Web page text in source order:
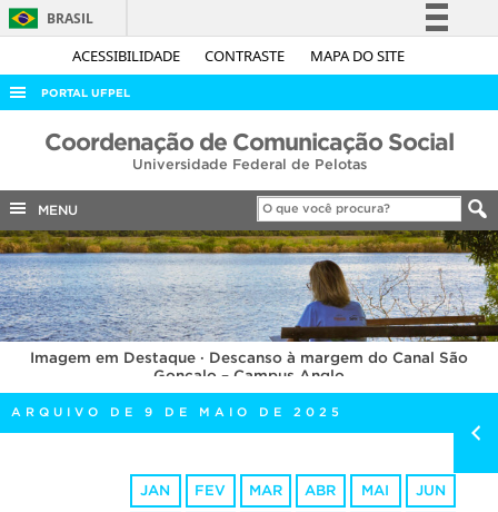
ACESSIBILIDADE CONTRASTE MAPA DO SITE
BRASIL
Simplifique!
Acesso à informação
Legislação
Canais
PORTAL UFPEL
ACESSO À INFORMAÇÃO
COBALTO
CONCURSOS
EDITAIS
INTERNACIONAL
OUVIDORIA
PORTARIAS
TELEFONES
Coordenação de Comunicação Social
Universidade Federal de Pelotas
MENU
Imagem em Destaque · Descanso à margem do Canal São
Gonçalo – Campus Anglo
ARQUIVO DE 9 DE MAIO DE 2025
JAN FEV MAR ABR MAI JUN